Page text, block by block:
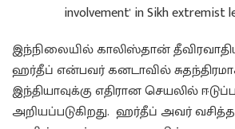
இந்நிலையில் காலிஸ்தான்
ஹர்தீப் என்பவர் கனடாவில்
இந்தியாவுக்கு எதிரான செயலில்
அறியப்படுகிறது. ஹர்தீப் அவர்